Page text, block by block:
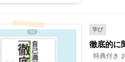
学び
徹底的に
特典付き